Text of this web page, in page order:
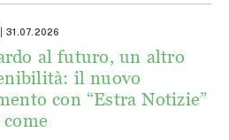
31.07.2026
al futuro, un altro
il nuovo
con “Estra Notizie”